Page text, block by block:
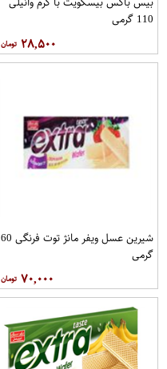
110 گرمی
۲۸,۵۰۰
شیرین عسل ویفر مانژ توت فرنگی 60
گرمی
۷۰,۰۰۰